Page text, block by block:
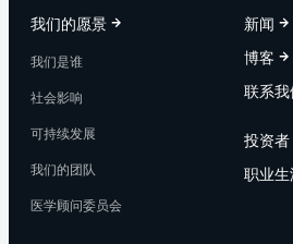
我们的愿景
我们是谁
社会影响
可持续发展
我们的团队
医学顾问委员会
新闻
博客
联系我
投资者
职业生